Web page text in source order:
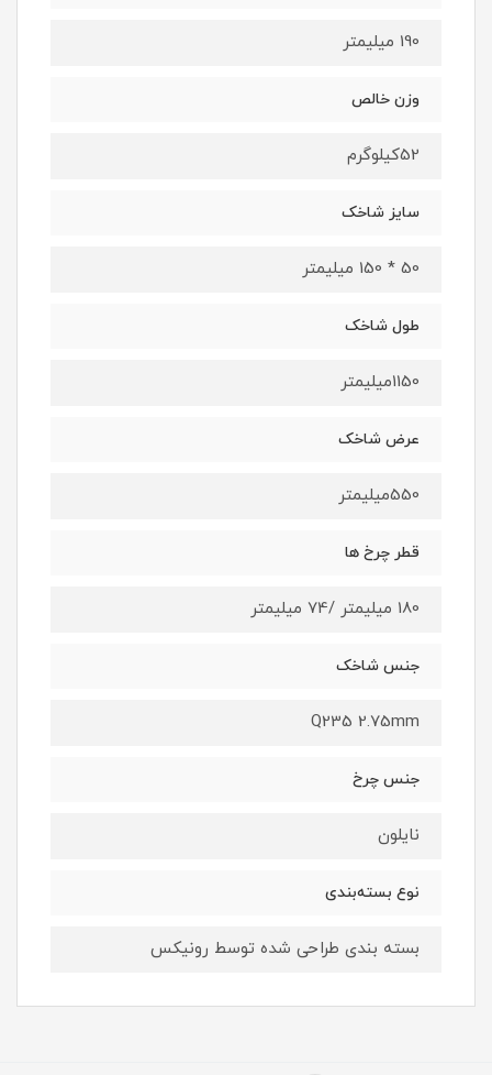
190 میلیمتر
وزن خالص
52کیلوگرم
سایز شاخک
50 * 150 میلیمتر
طول شاخک
1150میلیمتر
عرض شاخک
550میلیمتر
قطر چرخ ها
180 میلیمتر /74 میلیمتر
جنس شاخک
Q235 2.75mm
جنس چرخ
نایلون
نوع بسته‌بندی
بسته بندی طراحی شده توسط رونیکس